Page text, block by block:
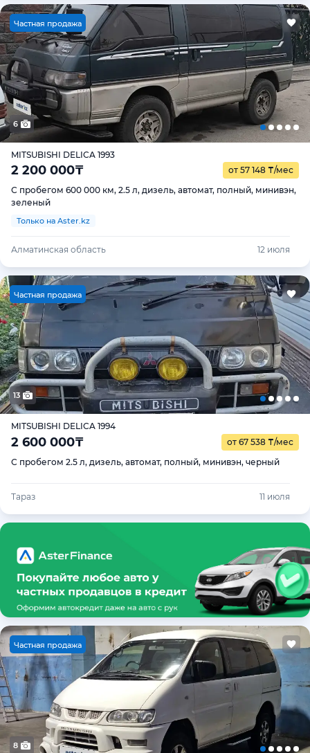
Частная продажа
6
MITSUBISHI DELICA 1993
2 200 000₸ от 57 148 ₸/мес
С пробегом 600 000 км, 2.5 л, дизель, автомат, полный, минивэн,
зеленый
Только на Aster.kz
Алматинская область 12 июля
Частная продажа
13
MITSUBISHI DELICA 1994
2 600 000₸ от 67 538 ₸/мес
С пробегом 2.5 л, дизель, автомат, полный, минивэн, черный
Тараз 11 июля
Частная продажа
8